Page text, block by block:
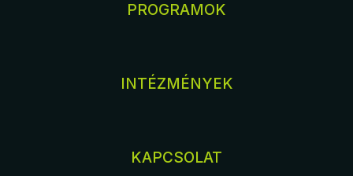
PROGRAMOK
INTÉZMÉNYEK
KAPCSOLAT